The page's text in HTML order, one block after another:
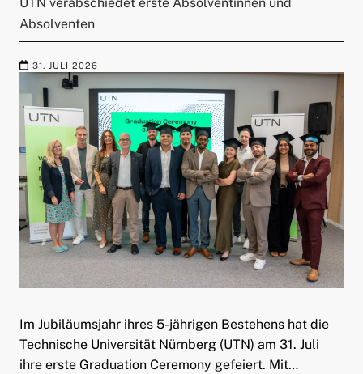
Absolventen
31. JULI 2026
Im Jubiläumsjahr ihres 5-jährigen Bestehens hat die
Technische Universität Nürnberg (UTN) am 31. Juli
ihre erste Graduation Ceremony gefeiert. Mit…